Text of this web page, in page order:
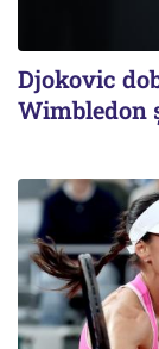
Djokovic
Wimbledon